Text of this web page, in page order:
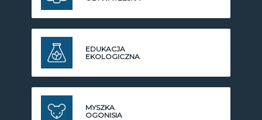
EDUKACJA
EKOLOGICZNA
MYSZKA
OGONISIA